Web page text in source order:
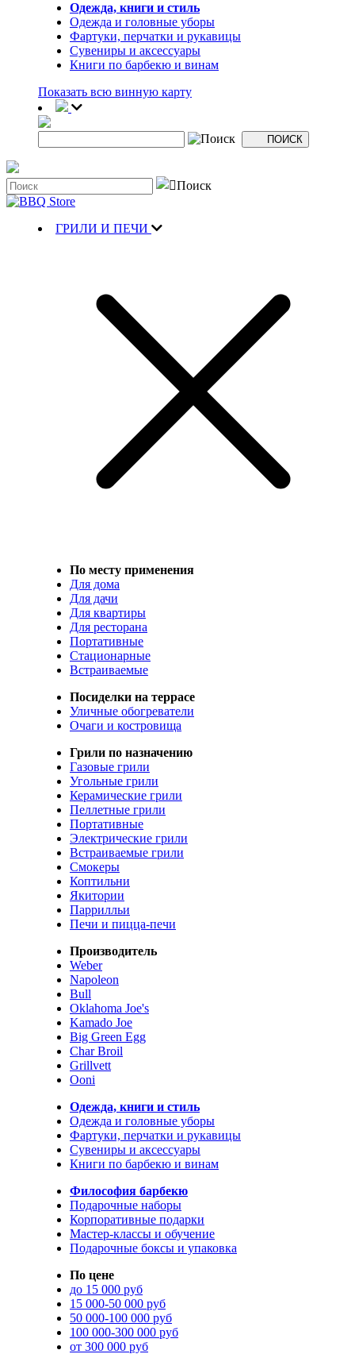
Одежда, книги и стиль
Одежда и головные уборы
Фартуки, перчатки и рукавицы
Сувениры и аксессуары
Книги по барбекю и винам
Показать всю винную карту
ГРИЛИ И ПЕЧИ
По месту применения
Для дома
Для дачи
Для квартиры
Для ресторана
Портативные
Стационарные
Встраиваемые
Посиделки на террасе
Уличные обогреватели
Очаги и костровища
Грили по назначению
Газовые грили
Угольные грили
Керамические грили
Пеллетные грили
Портативные
Электрические грили
Встраиваемые грили
Смокеры
Коптильни
Якитории
Паррилльи
Печи и пицца-печи
Производитель
Weber
Napoleon
Bull
Oklahoma Joe's
Kamado Joe
Big Green Egg
Char Broil
Grillvett
Ooni
Одежда, книги и стиль
Одежда и головные уборы
Фартуки, перчатки и рукавицы
Сувениры и аксессуары
Книги по барбекю и винам
Философия барбекю
Подарочные наборы
Корпоративные подарки
Мастер-классы и обучение
Подарочные боксы и упаковка
По цене
до 15 000 руб
15 000-50 000 руб
50 000-100 000 руб
100 000-300 000 руб
от 300 000 руб